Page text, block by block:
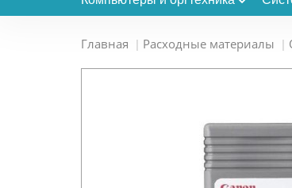
Главная Расходные материалы